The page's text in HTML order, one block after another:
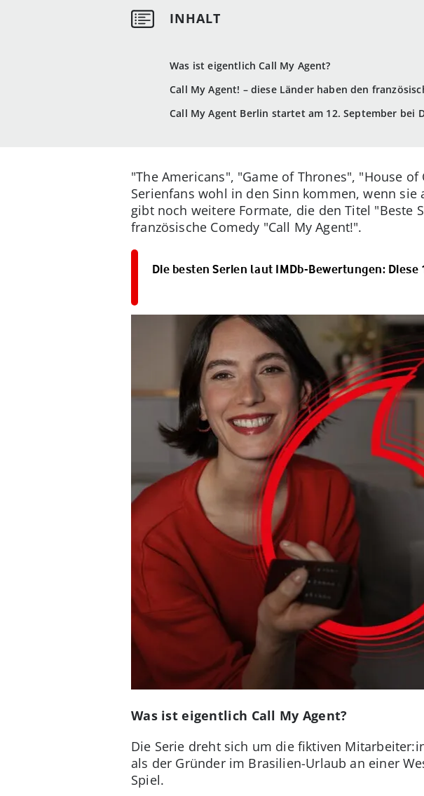
Was ist eigentlich Call My Agent?
Call My Agent! – diese Länder haben den
Call My Agent Berlin startet am 12. September bei
"The Americans", "Game of Thrones", "House
Serienfans wohl in den Sinn kommen, wenn sie
gibt noch weitere Formate, die den Titel "Beste
französische Comedy "Call My Agent!".
Die besten Serien laut IMDb-Bewertungen: Diese
Was ist eigentlich Call My Agent?
Die Serie dreht sich um die fiktiven
als der Gründer im Brasilien-Urlaub an einer
Spiel.